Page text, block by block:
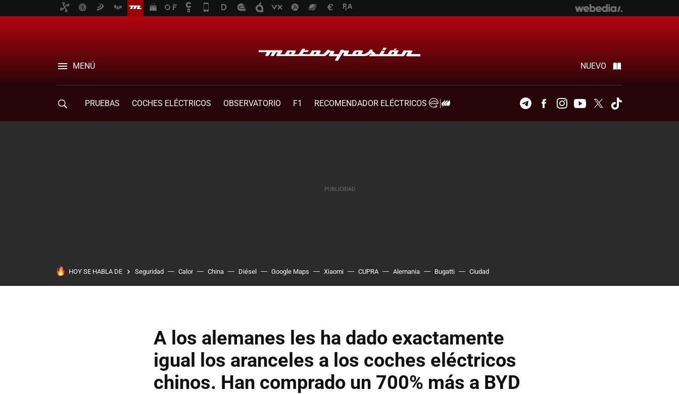
MENÚ NUEVO
PRUEBAS COCHES ELÉCTRICOS OBSERVATORIO F1
RECOMENDADOR ELÉCTRICOS
TelegramFacebookInstagramYoutubeTwitter
HOY SE HABLA DE Seguridad Calor China Diésel Google Maps Xiaomi CUPRA Alemania Bugatti Ciudad
A los alemanes les ha dado exactamente
igual los aranceles a los coches eléctricos
chinos. Han comprado un 700% más a BYD